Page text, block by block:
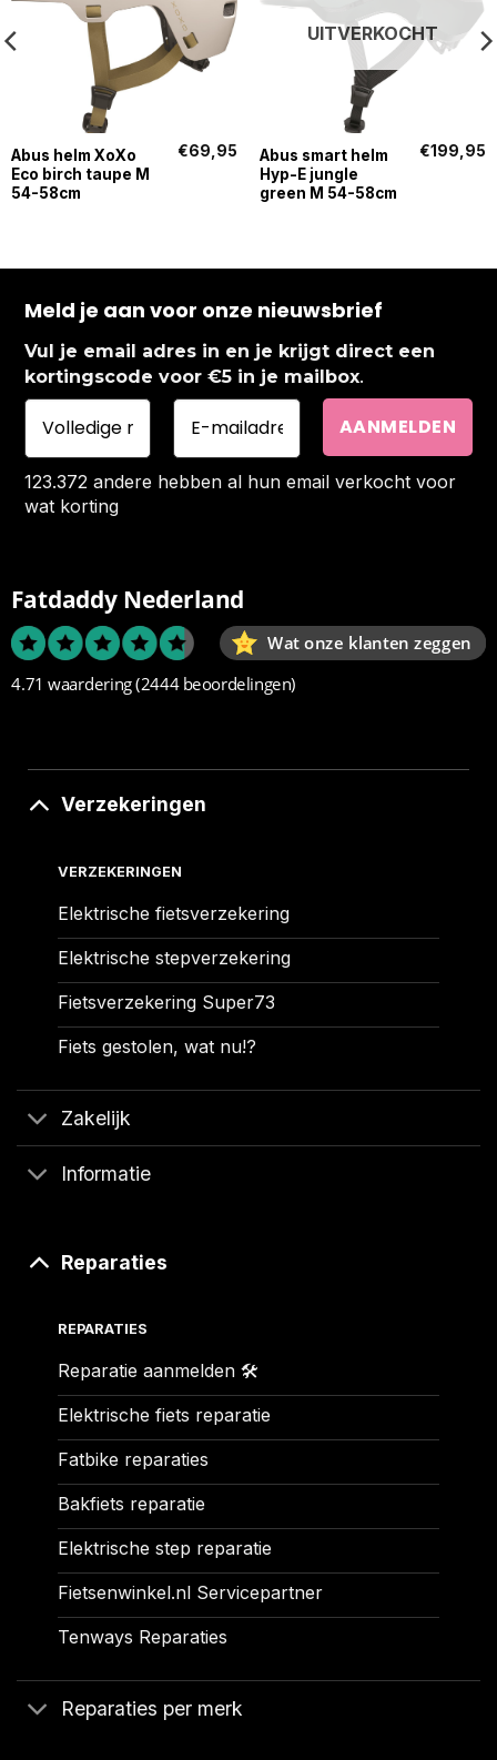
Abus helm XoXo
Eco birch taupe M
54-58cm
€69,95
UITVERKOCHT
Abus smart helm
Hyp-E jungle
green M 54-58cm
€199,95
Meld je aan voor onze nieuwsbrief
Vul je email adres in en je krijgt direct een
kortingscode voor €5 in je mailbox.
123.372 andere hebben al hun email verkocht voor
wat korting
Fatdaddy Nederland
Wat onze klanten zeggen
4.71 waardering(2444 beoordelingen)
Verzekeringen
VERZEKERINGEN
Elektrische fietsverzekering
Elektrische stepverzekering
Fietsverzekering Super73
Fiets gestolen, wat nu!?
Zakelijk
Informatie
Reparaties
REPARATIES
Reparatie aanmelden 🛠️
Elektrische fiets reparatie
Fatbike reparaties
Bakfiets reparatie
Elektrische step reparatie
Fietsenwinkel.nl Servicepartner
Tenways Reparaties
Reparaties per merk